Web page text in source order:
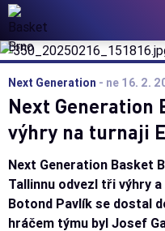
Basket Brno
Next Generation - ne 16. 2.
Next Generation
výhry na turnaji
Next Generation Basket
Tallinnu odvezl tři výhry
Botond Pavlík se dostal
hráčem týmu byl Josef